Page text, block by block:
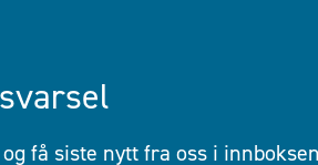
få siste nytt fra oss i